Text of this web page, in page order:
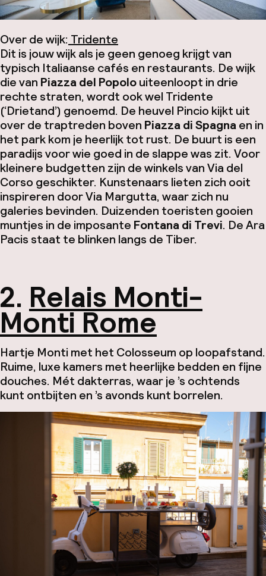
Over de wijk: Tridente
Dit is jouw wijk als je geen genoeg krijgt van
typisch Italiaanse cafés en restaurants. De wijk
die van Piazza del Popolouiteenloopt in drie
rechte straten, wordt ook wel Tridente
(‘Drietand’) genoemd. De heuvel Pincio kijkt uit
over de traptreden boven Piazza di Spagnaen in
het park kom je heerlijk tot rust. De buurt is een
paradijs voor wie goed in de slappe was zit. Voor
kleinere budgetten zijn de winkels van Via del
Corso geschikter. Kunstenaars lieten zich ooit
inspireren door Via Margutta, waar zich nu
galeries bevinden. Duizenden toeristen gooien
muntjes in de imposante Fontana di Trevi. De Ara
Pacis staat te blinken langs de Tiber.
2. Relais Monti-
Monti Rome
Hartje Monti met het Colosseum op loopafstand.
Ruime, luxe kamers met heerlijke bedden en fijne
douches. Mét dakterras, waar je ’s ochtends
kunt ontbijten en ’s avonds kunt borrelen.